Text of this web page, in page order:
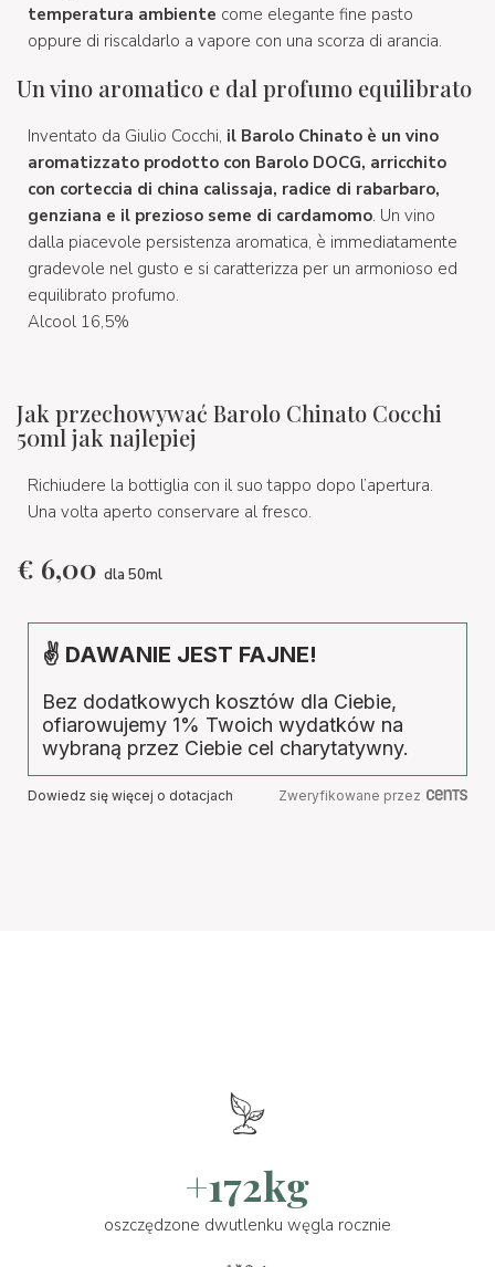
temperatura ambiente come elegante fine pasto
oppure di riscaldarlo a vapore con una scorza di arancia.
Un vino aromatico e dal profumo equilibrato
Inventato da Giulio Cocchi, il Barolo Chinato è un vino
aromatizzato prodotto con Barolo DOCG, arricchito
con corteccia di china calissaja, radice di rabarbaro,
genziana e il prezioso seme di cardamomo. Un vino
dalla piacevole persistenza aromatica, è immediatamente
gradevole nel gusto e si caratterizza per un armonioso ed
equilibrato profumo.
Alcool 16,5%
Jak przechowywać Barolo Chinato Cocchi
50ml jak najlepiej
Richiudere la bottiglia con il suo tappo dopo l’apertura.
Una volta aperto conservare al fresco.
€ 6,00 dla 50ml
✌ DAWANIE JEST FAJNE!
Bez dodatkowych kosztów dla Ciebie,
ofiarowujemy 1% Twoich wydatków na
wybraną przez Ciebie cel charytatywny.
Dowiedz się więcej o dotacjach Zweryfikowane przez
+172kg
oszczędzone dwutlenku węgla rocznie